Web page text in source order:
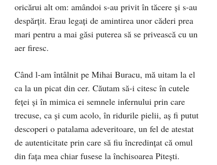
oricărui alt om: amândoi s-au privit în tăcere și s-au
despărțit. Erau legați de amintirea unor căderi prea
mari pentru a mai găsi puterea să se privească cu un
aer firesc.
Când l-am întâlnit pe Mihai Buracu, mă uitam la el
ca la un picat din cer. Căutam să-i citesc în cutele
feței și în mimica ei semnele infernului prin care
trecuse, ca și cum acolo, în ridurile pielii, aș fi putut
descoperi o patalama adeveritoare, un fel de atestat
de autenticitate prin care să fiu încredințat că omul
din fața mea chiar fusese la închisoarea Pitești.